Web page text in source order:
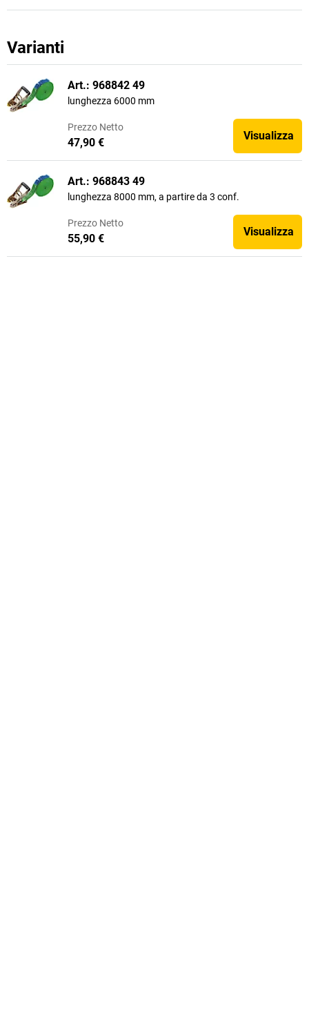
Varianti
Art.: 968842 49
lunghezza 6000 mm
Prezzo Netto
47,90 €
Visualizza
Art.: 968843 49
lunghezza 8000 mm, a partire da 3 conf.
Prezzo Netto
55,90 €
Visualizza